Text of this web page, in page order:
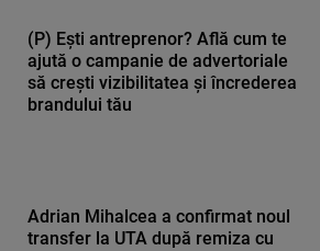
(P) Ești antreprenor? Află cum te
ajută o campanie de advertoriale
să crești vizibilitatea și încrederea
brandului tău
Adrian Mihalcea a confirmat noul
transfer la UTA după remiza cu